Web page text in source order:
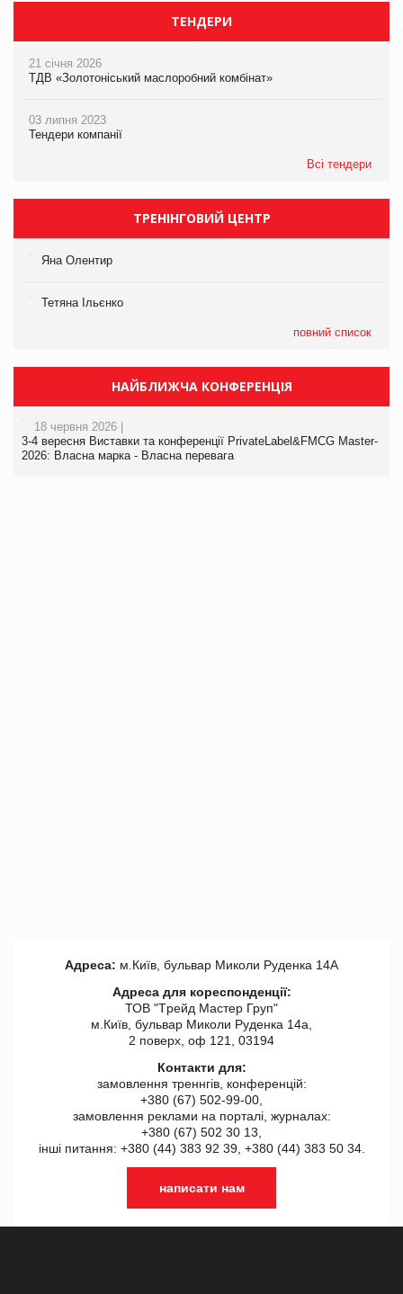
ТЕНДЕРИ
21 січня 2026
ТДВ «Золотоніський маслоробний комбінат»
03 липня 2023
Тендери компанії
Всі тендери
ТРЕНІНГОВИЙ ЦЕНТР
Яна Олентир
Тетяна Ільєнко
повний список
НАЙБЛИЖЧА КОНФЕРЕНЦІЯ
18 червня 2026 |
3-4 вересня Виставки та конференції PrivateLabel&FMCG Master-
2026: Власна марка - Власна перевага
Адреса: м.Київ, бульвар Миколи Руденка 14А
Адреса для кореспонденції:
ТОВ "Tрейд Мастер Груп"
м.Київ, бульвар Миколи Руденка 14а,
2 поверх, оф 121, 03194
Контакти для:
замовлення треннгів, конференцій:
+380 (67) 502-99-00,
замовлення реклами на порталі, журналах:
+380 (67) 502 30 13,
інші питання: +380 (44) 383 92 39, +380 (44) 383 50 34.
написати нам